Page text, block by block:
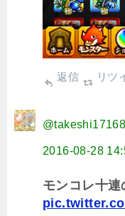
返信 リツ
2016-08-28
モンコレ十連